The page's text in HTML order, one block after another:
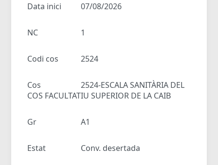
Data inici 07/08/2026
NC 1
Codi cos 2524
Cos
2524-ESCALA SANITÀRIA DEL
COS FACULTATIU SUPERIOR DE LA CAIB
Gr A1
Estat Conv. desertada